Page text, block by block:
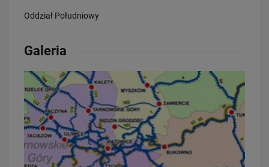
Oddział Południowy
Galeria
23.07.2026
PRZECZYTAJ